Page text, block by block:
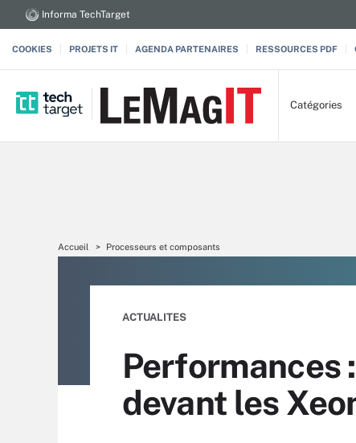
Informa TechTarget
COOKIES PROJETS IT AGENDA PARTENAIRES RESSOURCES PDF
Catégories
Accueil Processeurs et composants
ACTUALITES
Performances
devant les